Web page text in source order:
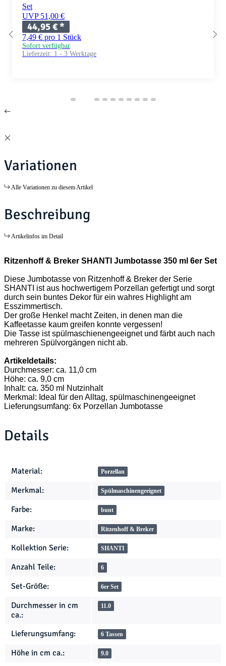
Set
UVP 51,00 €
44,95 €*
7,49 € pro 1 Stück
Sofort verfügbar
Lieferzeit: 1 - 3 Werktage
Variationen
Alle Variationen zu diesem Artikel
Beschreibung
Artikelinfos im Detail
Ritzenhoff & Breker SHANTI Jumbotasse 350 ml 6er Set
Diese Jumbotasse von Ritzenhoff & Breker der Serie
SHANTI ist aus hochwertigem Porzellan gefertigt und sorgt
durch sein buntes Dekor für ein wahres Highlight am
Esszimmertisch.
Der große Henkel macht Zeiten, in denen man die
Kaffeetasse kaum greifen konnte vergessen!
Die Tasse ist spülmaschienengeeignet und färbt auch nach
mehreren Spülvorgängen nicht ab.
Artikeldetails:
Durchmesser: ca. 11,0 cm
Höhe: ca. 9,0 cm
Inhalt: ca. 350 ml Nutzinhalt
Merkmal: Ideal für den Alltag, spülmaschinengeeignet
Lieferungsumfang: 6x Porzellan Jumbotasse
Details
Produkteigenschaft
Wert
Material: Porzellan
Merkmal: Spülmaschinengeeignet
Farbe: bunt
Marke: Ritzenhoff & Breker
Kollektion Serie: SHANTI
Anzahl Teile: 6
Set-Größe: 6er Set
Durchmesser in cm
ca.:
11.0
Lieferungsumfang: 6 Tassen
Höhe in cm ca.: 9.0